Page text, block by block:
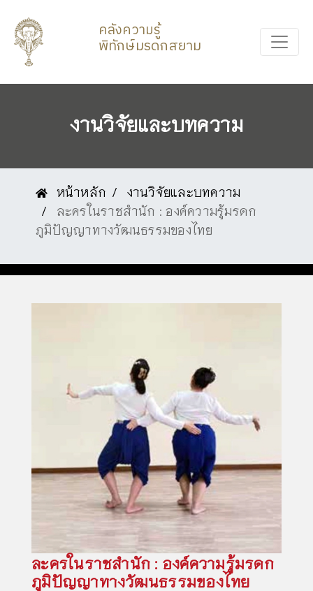
คลังความรู้
พิทักษ์มรดกสยาม
งานวิจัยและบทความ
หน้าหลัก
งานวิจัยและบทความ
ละครในราชสำนัก : องค์ความรู้มรดก
ภูมิปัญญาทางวัฒนธรรมของไทย
ละครในราชสำนัก : องค์ความรู้มรดก
ภูมิปัญญาทางวัฒนธรรมของไทย